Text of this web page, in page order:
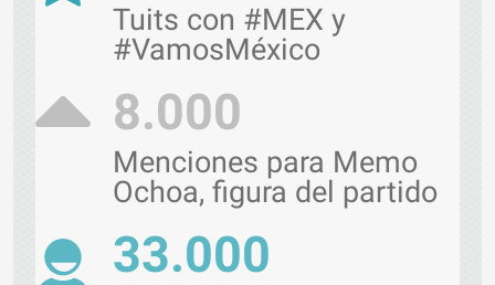
Tuits con #MEX y
#VamosMéxico
8.000
Menciones para Memo
Ochoa, figura del partido
33.000